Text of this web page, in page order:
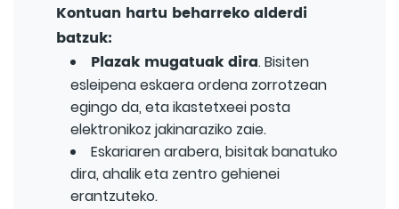
Kontuan hartu beharreko alderdi
batzuk:
Plazak mugatuak dira. Bisiten
esleipena eskaera ordena zorrotzean
egingo da, eta ikastetxeei posta
elektronikoz jakinaraziko zaie.
Eskariaren arabera, bisitak banatuko
dira, ahalik eta zentro gehienei
erantzuteko.